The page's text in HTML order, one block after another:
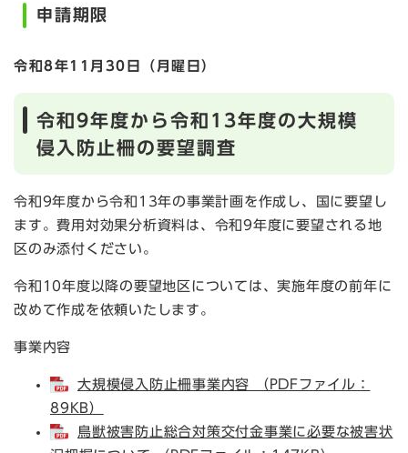
申請期限
令和8年11月30日（月曜日）
令和9年度から令和13年度の大規模
侵入防止柵の要望調査
令和9年度から令和13年の事業計画を作成し、国に要望し
ます。費用対効果分析資料は、令和9年度に要望される地
区のみ添付ください。
令和10年度以降の要望地区については、実施年度の前年に
改めて作成を依頼いたします。
事業内容
大規模侵入防止柵事業内容 （PDFファイル：
89KB）
鳥獣被害防止総合対策交付金事業に必要な被害状